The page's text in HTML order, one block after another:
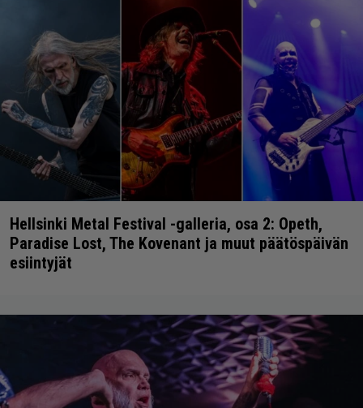
Hellsinki Metal Festival -galleria, osa 2: Opeth,
Paradise Lost, The Kovenant ja muut päätöspäivän
esiintyjät